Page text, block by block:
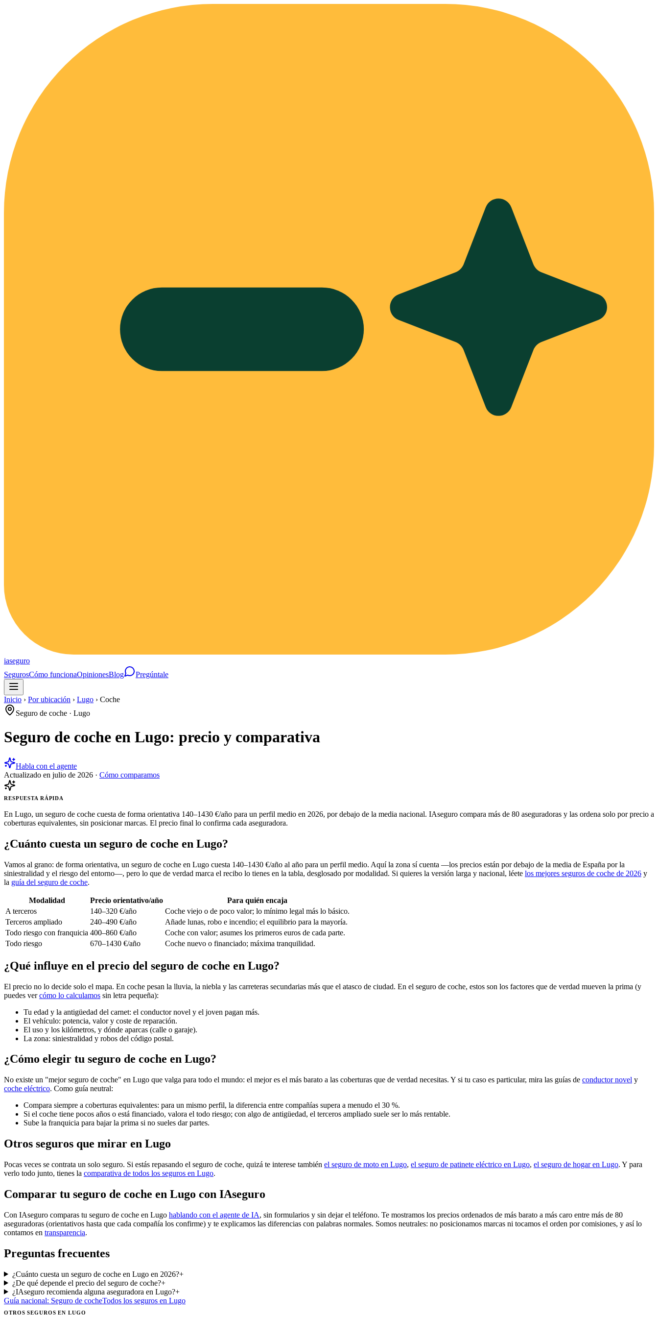
iaseguro
SegurosCómo funcionaOpinionesBlog Pregúntale
Inicio › Por ubicación › Lugo › Coche
Seguro de coche · Lugo
Seguro de coche en Lugo: precio y comparativa
Habla con el agente
Actualizado en julio de 2026 · Cómo comparamos
RESPUESTA RÁPIDA
En Lugo, un seguro de coche cuesta de forma orientativa 140–1430 €/año para un perfil medio en 2026, por debajo de la media nacional. IAseguro compara más de 80 aseguradoras y las ordena solo por precio a
coberturas equivalentes, sin posicionar marcas. El precio final lo confirma cada aseguradora.
¿Cuánto cuesta un seguro de coche en Lugo?
Vamos al grano: de forma orientativa, un seguro de coche en Lugo cuesta 140–1430 €/año al año para un perfil medio. Aquí la zona sí cuenta —los precios están por debajo de la media de España por la
siniestralidad y el riesgo del entorno—, pero lo que de verdad marca el recibo lo tienes en la tabla, desglosado por modalidad. Si quieres la versión larga y nacional, léete los mejores seguros de coche de 2026 y
la guía del seguro de coche.
Modalidad Precio orientativo/año
Para quién encaja
A terceros
140–320 €/año
Coche viejo o de poco valor; lo mínimo legal más lo básico.
Terceros ampliado
240–490 €/año
Añade lunas, robo e incendio; el equilibrio para la mayoría.
Todo riesgo con franquicia 400–860 €/año
Coche con valor; asumes los primeros euros de cada parte.
Todo riesgo
670–1430 €/año Coche nuevo o financiado; máxima tranquilidad.
¿Qué influye en el precio del seguro de coche en Lugo?
El precio no lo decide solo el mapa. En coche pesan la lluvia, la niebla y las carreteras secundarias más que el atasco de ciudad. En el seguro de coche, estos son los factores que de verdad mueven la prima (y
puedes vercómo lo calculamos sin letra pequeña):
Tu edad y la antigüedad del carnet: el conductor novel y el joven pagan más.
El vehículo: potencia, valor y coste de reparación.
El uso y los kilómetros, y dónde aparcas (calle o garaje).
La zona: siniestralidad y robos del código postal.
¿Cómo elegir tu seguro de coche en Lugo?
No existe un "mejor seguro de coche" en Lugo que valga para todo el mundo: el mejor es el más barato a las coberturas que de verdad necesitas. Y si tu caso es particular, mira las guías de conductor novel y
coche eléctrico. Como guía neutral:
Compara siempre a coberturas equivalentes: para un mismo perfil, la diferencia entre compañías supera a menudo el 30 %.
Si el coche tiene pocos años o está financiado, valora el todo riesgo; con algo de antigüedad, el terceros ampliado suele ser lo más rentable.
Sube la franquicia para bajar la prima si no sueles dar partes.
Otros seguros que mirar en Lugo
Pocas veces se contrata un solo seguro. Si estás repasando el seguro de coche, quizá te interese también el seguro de moto en Lugo, el seguro de patinete eléctrico en Lugo, el seguro de hogar en Lugo. Y para
verlo todo junto, tienes la comparativa de todos los seguros en Lugo.
Comparar tu seguro de coche en Lugo con IAseguro
Con IAseguro comparas tu seguro de coche en Lugo hablando con el agente de IA, sin formularios y sin dejar el teléfono. Te mostramos los precios ordenados de más barato a más caro entre más de 80
aseguradoras (orientativos hasta que cada compañía los confirme) y te explicamos las diferencias con palabras normales. Somos neutrales: no posicionamos marcas ni tocamos el orden por comisiones, y así lo
contamos en transparencia.
Preguntas frecuentes
¿Cuánto cuesta un seguro de coche en Lugo en 2026?+
¿De qué depende el precio del seguro de coche?+
¿IAseguro recomienda alguna aseguradora en Lugo?+
Guía nacional: Seguro de cocheTodos los seguros en Lugo
OTROS SEGUROSEN LUGO